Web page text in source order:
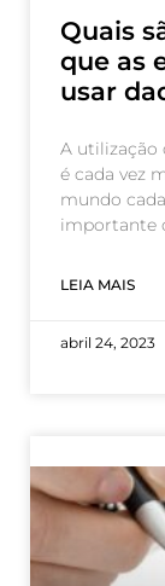
Quais
que as
usar
A utilização
é cada vez
mundo
importante
LEIA MAIS
abril 24, 2023